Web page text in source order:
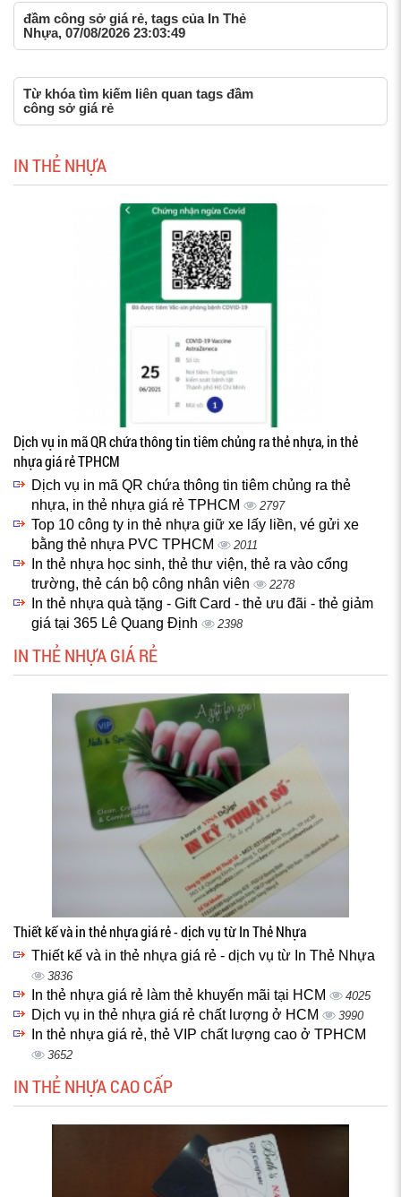
đầm công sở giá rẻ, tags của In Thẻ
Nhựa, 07/08/2026 23:03:49
Từ khóa tìm kiếm liên quan tags đầm
công sở giá rẻ
IN THẺ NHỰA
Dịch vụ in mã QR chứa thông tin tiêm chủng ra thẻ nhựa, in thẻ
nhựa giá rẻ TPHCM
Dịch vụ in mã QR chứa thông tin tiêm chủng ra thẻ
nhựa, in thẻ nhựa giá rẻ TPHCM
2797
Top 10 công ty in thẻ nhựa giữ xe lấy liền, vé gửi xe
bằng thẻ nhựa PVC TPHCM
2011
In thẻ nhựa học sinh, thẻ thư viện, thẻ ra vào cổng
trường, thẻ cán bộ công nhân viên
2278
In thẻ nhựa quà tặng - Gift Card - thẻ ưu đãi - thẻ giảm
giá tại 365 Lê Quang Định
2398
IN THẺ NHỰA GIÁ RẺ
Thiết kế và in thẻ nhựa giá rẻ - dịch vụ từ In Thẻ Nhựa
Thiết kế và in thẻ nhựa giá rẻ - dịch vụ từ In Thẻ Nhựa
3836
In thẻ nhựa giá rẻ làm thẻ khuyến mãi tại HCM 4025
Dịch vụ in thẻ nhựa giá rẻ chất lượng ở HCM 3990
In thẻ nhựa giá rẻ, thẻ VIP chất lượng cao ở TPHCM
3652
IN THẺ NHỰA CAO CẤP